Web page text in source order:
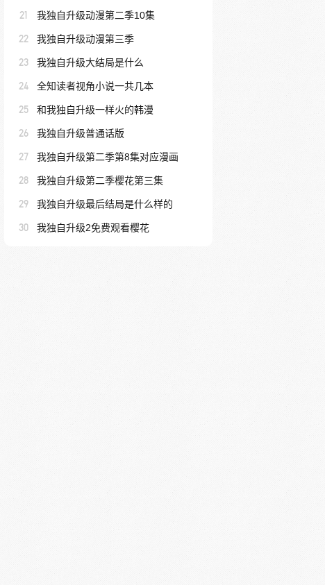
21 我独自升级动漫第二季10集
22 我独自升级动漫第三季
23 我独自升级大结局是什么
24 全知读者视角小说一共几本
25 和我独自升级一样火的韩漫
26 我独自升级普通话版
27 我独自升级第二季第8集对应漫画
28 我独自升级第二季樱花第三集
29 我独自升级最后结局是什么样的
30 我独自升级2免费观看樱花